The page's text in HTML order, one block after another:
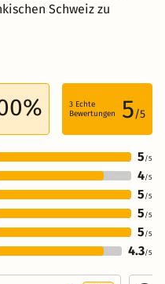
Schweiz zu
3 Echte
Bewertungen
5/5
5 /5
4/5
5 /5
5 /5
5 /5
4.3/5